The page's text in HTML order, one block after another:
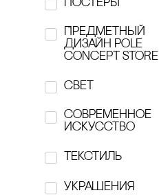
Masters
MUSE
Nos Republic
nōtem
O'Paper Paper
one of yours
постеры
Предметный
дизайн pole
concept store
свет
современное
искусство
Текстиль
украшения